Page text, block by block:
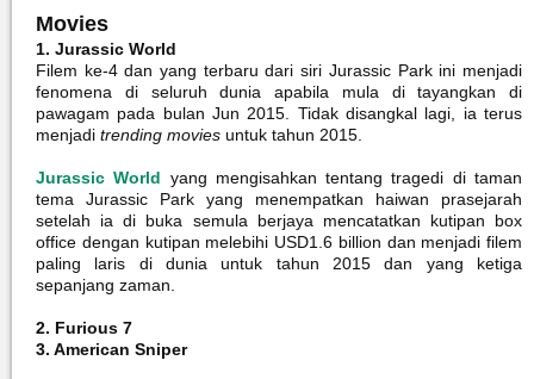
Movies
1. Jurassic World
Filem ke-4 dan yang terbaru dari siri Jurassic Park ini menjadi
fenomena di seluruh dunia apabila mula di tayangkan di
pawagam pada bulan Jun 2015. Tidak disangkal lagi, ia terus
menjadi trending movies untuk tahun 2015.
Jurassic World yang mengisahkan tentang tragedi di taman
tema Jurassic Park yang menempatkan haiwan prasejarah
setelah ia di buka semula berjaya mencatatkan kutipan box
office dengan kutipan melebihi USD1.6 billion dan menjadi filem
paling laris di dunia untuk tahun 2015 dan yang ketiga
sepanjang zaman.
2. Furious 7
3. American Sniper